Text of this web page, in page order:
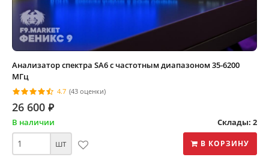
Анализатор спектра SA6 с частотным диапазоном 35-6200
МГц
4.7 (43 оценки)
26 600 ⃏
В наличии Склады: 2
шт В КОРЗИНУ